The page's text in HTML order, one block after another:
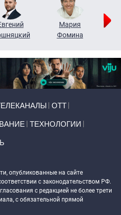
Мария
Фомина
ОТТ
ТЕХНОЛОГИИ
опубликованные на сайте
с законодательством РФ.
с редакцией не более трети
с обязательной прямой